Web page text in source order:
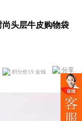
头层牛皮购物袋
分享
积分价19 金钱